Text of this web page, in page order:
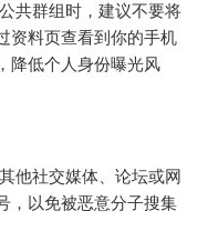
共群组时，建议不要将
资料页查看到你的手机
降低个人身份曝光风
他社交媒体、论坛或网
，以免被恶意分子搜集